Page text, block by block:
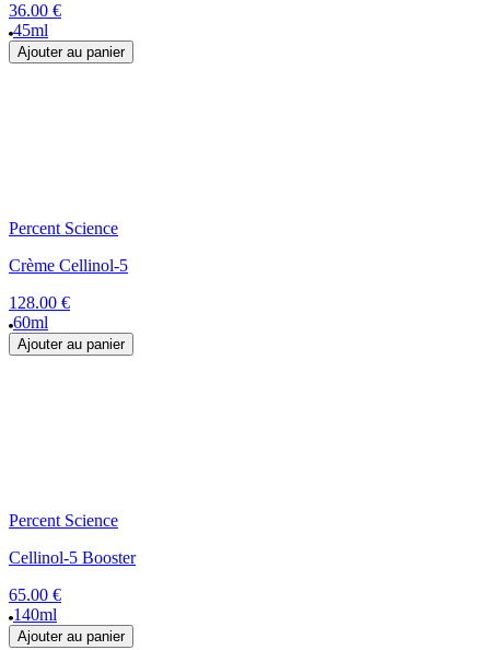
36.00 €
45ml
Ajouter au panier
Percent Science
Crème Cellinol-5
128.00 €
60ml
Ajouter au panier
Percent Science
Cellinol-5 Booster
65.00 €
140ml
Ajouter au panier